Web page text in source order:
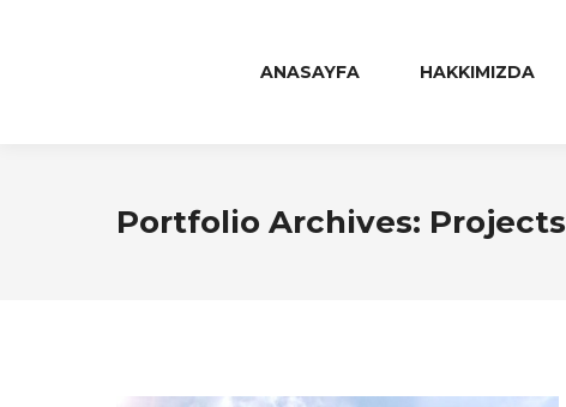
ANASAYFA HAKKIMIZDA
Portfolio Archives: Projects